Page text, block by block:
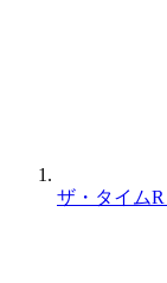
ザ・タイム